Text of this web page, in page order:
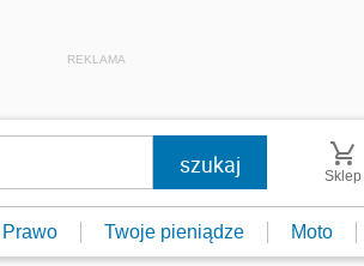
REKLAMA
Sklep
Prawo Twoje pieniądze Moto